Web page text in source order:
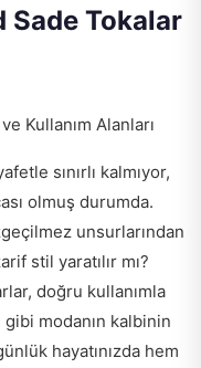
Sade Tokalar
Kullanım Alanları
sınırlı kalmıyor,
olmuş durumda.
unsurlarından
stil yaratılır mı?
doğru kullanımla
gibi modanın kalbinin
hayatınızda hem